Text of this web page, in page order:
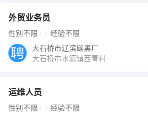
【辽宁润众实业有限公司
外贸业务员
性别不限 经验不限
大石桥市辽滨碳黑厂
大石桥市水源镇西青村
运维人员
性别不限 经验不限